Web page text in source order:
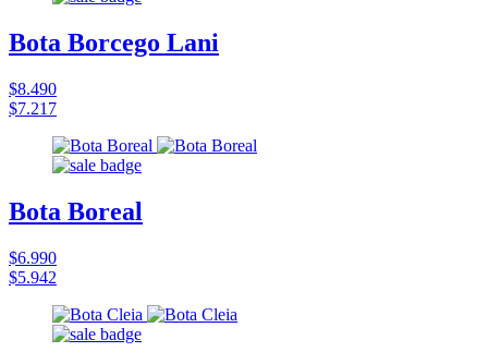
Bota Borcego Lani
$8.490
$7.217
Bota Boreal
$6.990
$5.942